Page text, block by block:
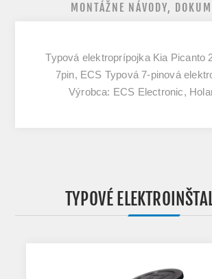
MONTÁŽNE NÁVODY,
Typová elektroprípojka Kia Picanto
7pin, ECS Typová 7-pinová
Výrobca: ECS Electronic,
TYPOVÉ